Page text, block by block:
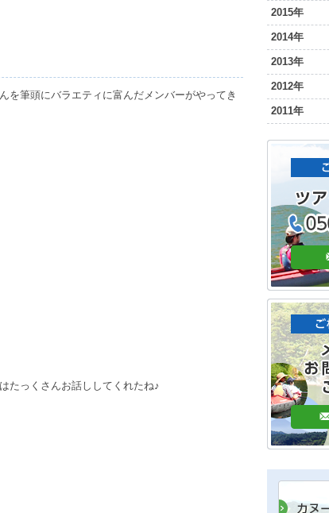
を筆頭にバラエティに富んだメンバーがやってき
たっくさんお話ししてくれたね♪
2015年
2014年
2013年
2012年
2011年